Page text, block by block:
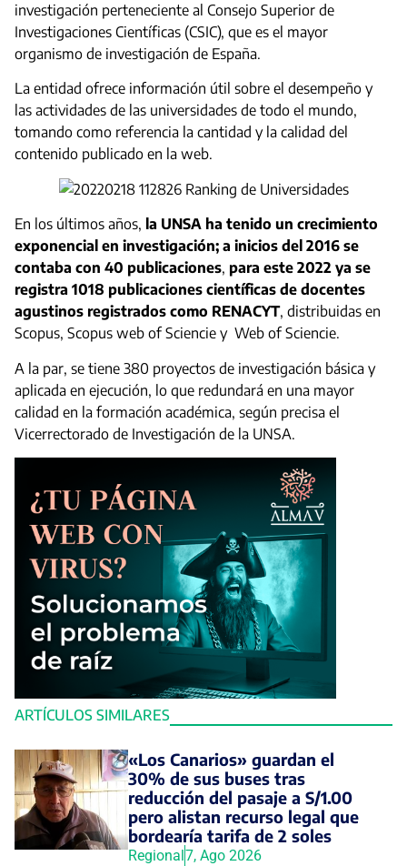
ARTÍCULOS SIMILARES
«Los Canarios» guardan el
30% de sus buses tras
reducción del pasaje a S/1.00
pero alistan recurso legal que
bordearía tarifa de 2 soles
Regional 7, Ago 2026
investigación perteneciente al Consejo Superior de
Investigaciones Científicas (CSIC), que es el mayor
organismo de investigación de España.
La entidad ofrece información útil sobre el desempeño y
las actividades de las universidades de todo el mundo,
tomando como referencia la cantidad y la calidad del
contenido publicado en la web.
En los últimos años, la UNSA ha tenido un crecimiento
exponencial en investigación; a inicios del 2016 se
contaba con 40 publicaciones, para este 2022 ya se
registra 1018 publicaciones científicas de docentes
agustinos registrados como RENACYT, distribuidas en
Scopus, Scopus web of Sciencie y Web of Sciencie.
A la par, se tiene 380 proyectos de investigación básica y
aplicada en ejecución, lo que redundará en una mayor
calidad en la formación académica, según precisa el
Vicerrectorado de Investigación de la UNSA.